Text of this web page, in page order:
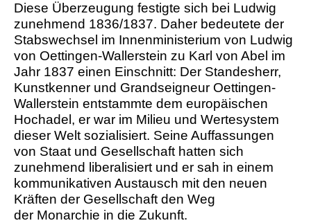
Diese Überzeugung festigte sich bei Ludwig
zunehmend 1836/1837. Daher bedeutete der
Stabswechsel im Innenministerium von Ludwig
von Oettingen-Wallerstein zu Karl von Abel im
Jahr 1837 einen Einschnitt: Der Standesherr,
Kunstkenner und Grandseigneur Oettingen-
Wallerstein entstammte dem europäischen
Hochadel, er war im Milieu und Wertesystem
dieser Welt sozialisiert. Seine Auffassungen
von Staat und Gesellschaft hatten sich
zunehmend liberalisiert und er sah in einem
kommunikativen Austausch mit den neuen
Kräften der Gesellschaft den Weg
der Monarchie in die Zukunft.